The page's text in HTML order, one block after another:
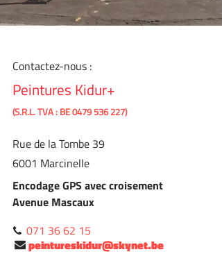
Contactez-nous :
Peintures Kidur+
(S.R.L. TVA : BE0479 536 227)
Rue de la Tombe 39
6001 Marcinelle
Encodage GPS avec croisement
Avenue Mascaux
071 36 62 15
peintureskidur@skynet.be